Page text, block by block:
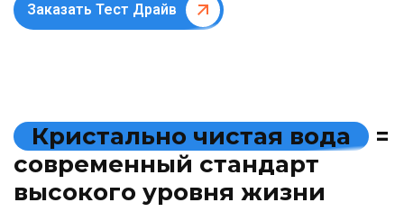
Заказать Тест Драйв
Кристально чистая вода
=
современный стандарт
высокого уровня жизни